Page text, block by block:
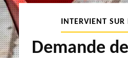
INTERVIENT
Demande